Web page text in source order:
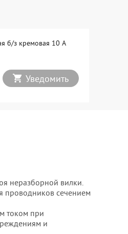
б/з кремовая 10 А
Уведомить
неразборной вилки.
проводников сечением
током при
и